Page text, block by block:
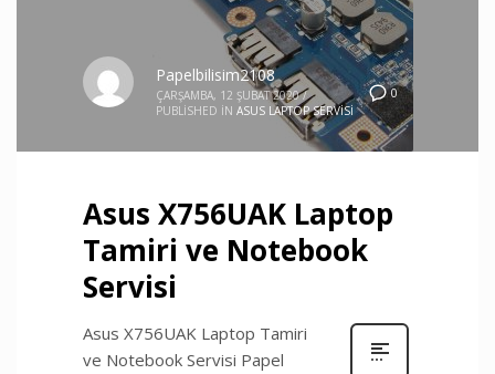
0
Papelbilisim2108
ÇARŞAMBA, 12 ŞUBAT 2020 /
PUBLISHED IN ASUS LAPTOP SERVISI
Asus X756UAK Laptop
Tamiri ve Notebook
Servisi
Asus X756UAK Laptop Tamiri
ve Notebook Servisi Papel